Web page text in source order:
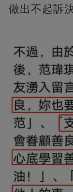
做出不起訴